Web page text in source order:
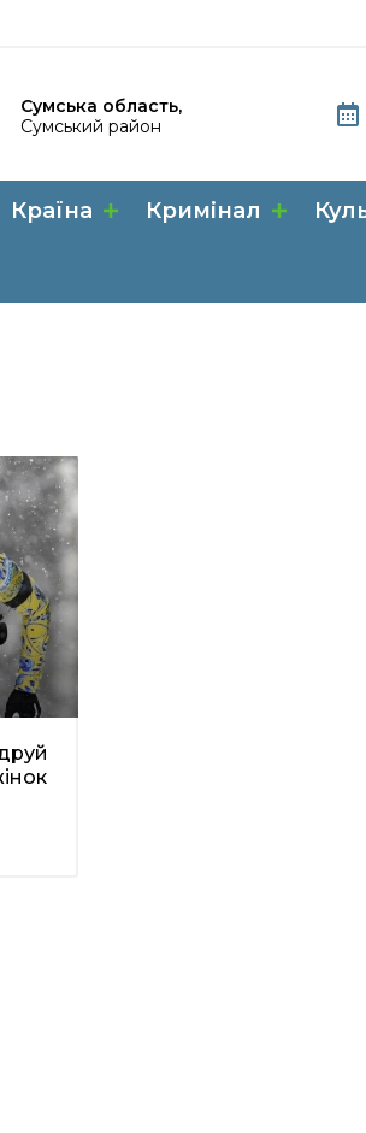
Сумська область,
Сумський район
Країна Кримінал